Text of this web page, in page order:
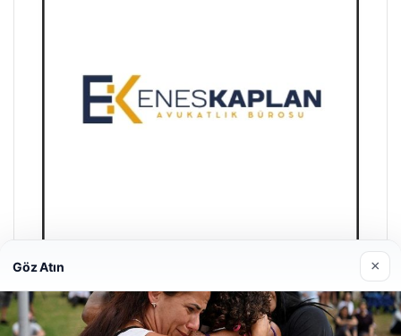
Enes Kaplan Avukatlık Bürosu
28/04/2026
Göz Atın ×